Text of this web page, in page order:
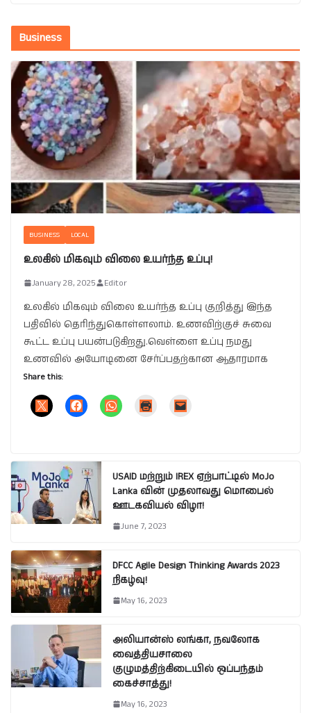
Business
BUSINESS LOCAL
உலகில் மிகவும் விலை உயர்ந்த உப்பு!
January 28, 2025 Editor
உலகில் மிகவும் விலை உயர்ந்த உப்பு குறித்து இந்த
பதிவில் தெரிந்துகொள்ளலாம். உணவிற்குச் சுவை
கூட்ட உப்பு பயன்படுகிறது.வெள்ளை உப்பு நமது
உணவில் அயோடினை சேர்ப்பதற்கான ஆதாரமாக
Share this:
USAID மற்றும் IREX ஏற்பாட்டில் MoJo
Lanka வின் முதலாவது மொபைல்
ஊடகவியல் விழா!
June 7, 2023
DFCC Agile Design Thinking Awards 2023
நிகழ்வு!
May 16, 2023
அலியான்ஸ் லங்கா, நவலோக
வைத்தியசாலை
குழுமத்திற்கிடையில் ஒப்பந்தம்
கைச்சாத்து!
May 16, 2023